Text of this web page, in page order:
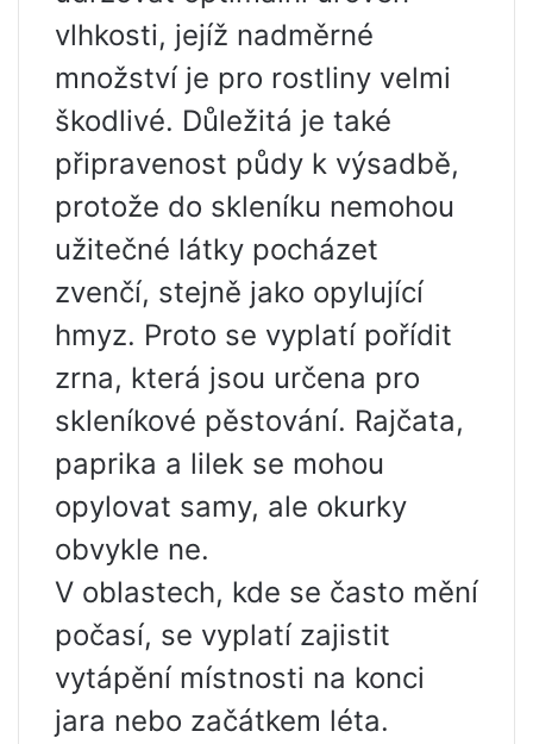
vlhkosti, jejíž nadměrné
množství je pro rostliny velmi
škodlivé. Důležitá je také
připravenost půdy k výsadbě,
protože do skleníku nemohou
užitečné látky pocházet
zvenčí, stejně jako opylující
hmyz. Proto se vyplatí pořídit
zrna, která jsou určena pro
skleníkové pěstování. Rajčata,
paprika a lilek se mohou
opylovat samy, ale okurky
obvykle ne.
V oblastech, kde se často mění
počasí, se vyplatí zajistit
vytápění místnosti na konci
jara nebo začátkem léta.